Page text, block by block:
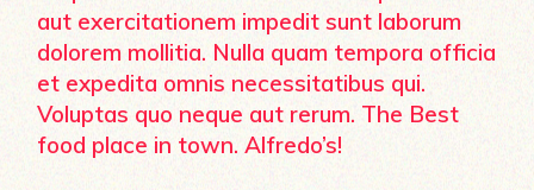
aut exercitationem impedit sunt laborum
dolorem mollitia. Nulla quam tempora officia
et expedita omnis necessitatibus qui.
Voluptas quo neque aut rerum. The Best
food place in town. Alfredo’s!